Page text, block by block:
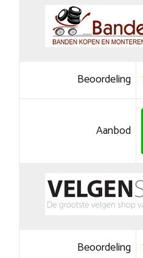
Beoordeling
Aanbod
Beoordeling